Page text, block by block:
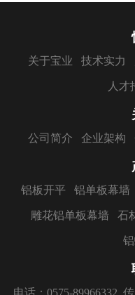
关于宝业 技术实力
人才
公司简介 企业架构
铝板开平 铝单板幕墙
雕花铝单板幕墙 石